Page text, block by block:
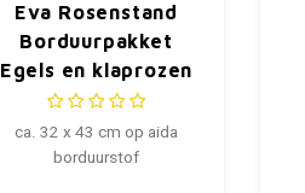
Eva Rosenstand
Borduurpakket
Egels en klaprozen
94-475
ca. 32 x 43 cm op aida
borduurstof